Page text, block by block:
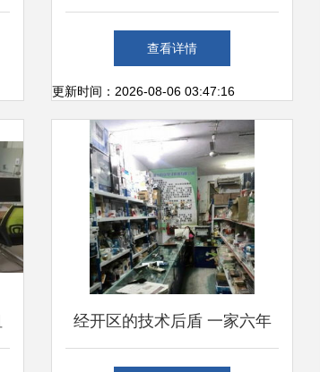
指南
查看详情
更新时间：2026-08-06 03:47:16
经开区的技术后盾 一家六年